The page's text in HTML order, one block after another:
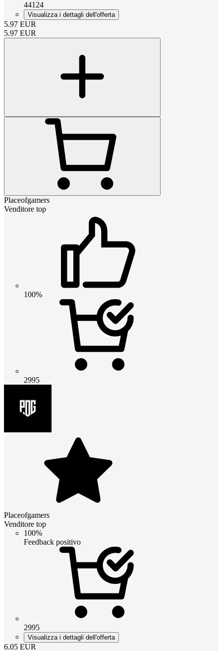
44124
Visualizza i dettagli dell'offerta
5.97 EUR
5.97 EUR
Placeofgamers
Venditore top
100%
2995
Placeofgamers
Venditore top
100%
Feedback positivo
2995
Visualizza i dettagli dell'offerta
6.05 EUR